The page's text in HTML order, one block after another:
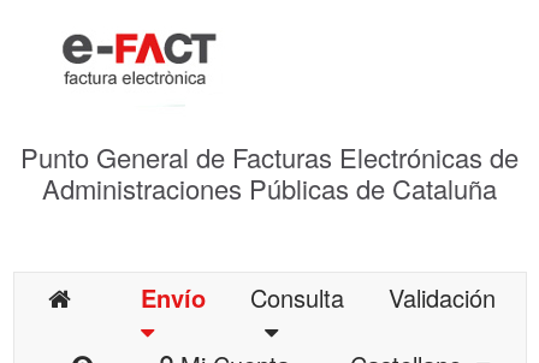
Punto General de Facturas Electrónicas de
Administraciones Públicas de Cataluña
Envío Consulta
Validación